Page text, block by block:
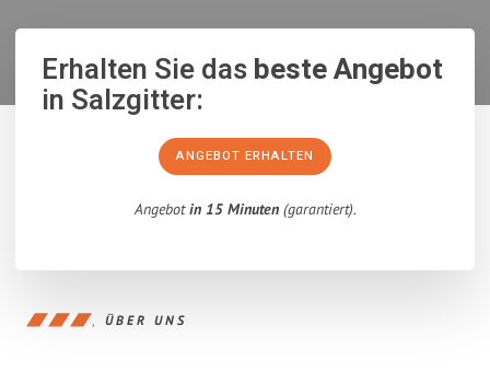
Erhalten Sie dasbeste Angebot
in Salzgitter:
ANGEBOT ERHALTEN
Angebotin 15 Minuten(garantiert).
ÜBER UNS